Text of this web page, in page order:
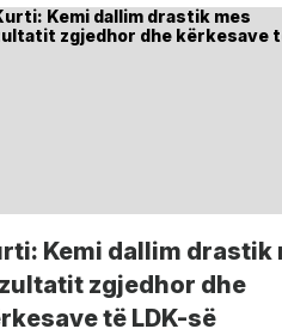
Kemi dallim drastik
zgjedhor dhe
të LDK-së